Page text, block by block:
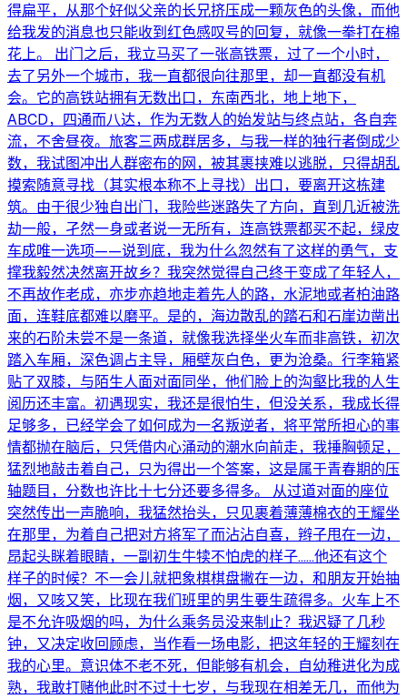
得扁平，从那个好似父亲的长兄挤压成一颗灰色的头像，而他
给我发的消息也只能收到红色感叹号的回复，就像一拳打在棉
花上。 出门之后，我立马买了一张高铁票，过了一个小时，
去了另外一个城市，我一直都很向往那里，却一直都没有机
会。它的高铁站拥有无数出口，东南西北，地上地下，
ABCD，四通而八达，作为无数人的始发站与终点站，各自奔
流，不舍昼夜。旅客三两成群居多，与我一样的独行者倒成少
数，我试图冲出人群密布的网，被其裹挟难以逃脱，只得胡乱
摸索随意寻找（其实根本称不上寻找）出口，要离开这栋建
筑。由于很少独自出门，我险些迷路失了方向，直到几近被洗
劫一般，孑然一身或者说一无所有，连高铁票都买不起，绿皮
车成唯一选项——说到底，我为什么忽然有了这样的勇气，支
撑我毅然决然离开故乡？我突然觉得自己终于变成了年轻人，
不再故作老成，亦步亦趋地走着先人的路，水泥地或者柏油路
面，连鞋底都难以磨平。是的，海边散乱的踏石和石崖边凿出
来的石阶未尝不是一条道，就像我选择坐火车而非高铁，初次
踏入车厢，深色调占主导，厢壁灰白色，更为沧桑。行李箱紧
贴了双膝，与陌生人面对面同坐，他们脸上的沟壑比我的人生
阅历还丰富。初遇现实，我还是很怕生，但没关系，我成长得
足够多，已经学会了如何成为一名叛逆者，将平常所担心的事
情都抛在脑后，只凭借内心涌动的潮水向前走，我捶胸顿足，
猛烈地敲击着自己，只为得出一个答案，这是属于青春期的压
轴题目，分数也许比十七分还要多得多。 从过道对面的座位
突然传出一声脆响，我猛然抬头，只见裹着薄薄棉衣的王耀坐
在那里，为着自己把对方将军了而沾沾自喜，辫子甩在一边，
昂起头眯着眼睛，一副初生牛犊不怕虎的样子……他还有这个
样子的时候？不一会儿就把象棋棋盘撇在一边，和朋友开始抽
烟，又咳又笑，比现在我们班里的男生要生疏得多。火车上不
是不允许吸烟的吗，为什么乘务员没来制止？我迟疑了几秒
钟，又决定收回顾虑，当作看一场电影，把这年轻的王耀刻在
我的心里。意识体不老不死，但能够有机会，自幼稚进化为成
熟，我敢打赌他此时不过十七岁，与我现在相差无几，而他为